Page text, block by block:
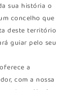
sua história o
concelho que
deste território
guiar pelo seu
a
com a nossa